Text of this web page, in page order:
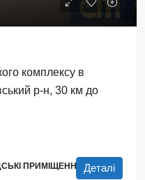
комплексу в
р-н, 30 км до
ПРИМІЩЕННЯ Деталі